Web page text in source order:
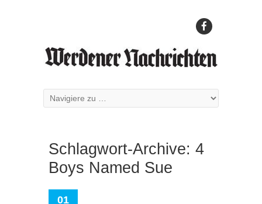
Schlagwort-Archive: 4
Boys Named Sue
01